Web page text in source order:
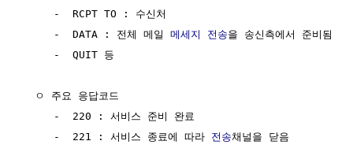
     -  RCPT TO : 수신처
     -  DATA : 전체 메일
메세지 전송을 송신측에서 준비됨
     -  QUIT 등
  ㅇ 주요 응답코드
     -  220 : 서비스 준비 완료
     -  221 : 서비스 종료에 따라
전송채널을 닫음